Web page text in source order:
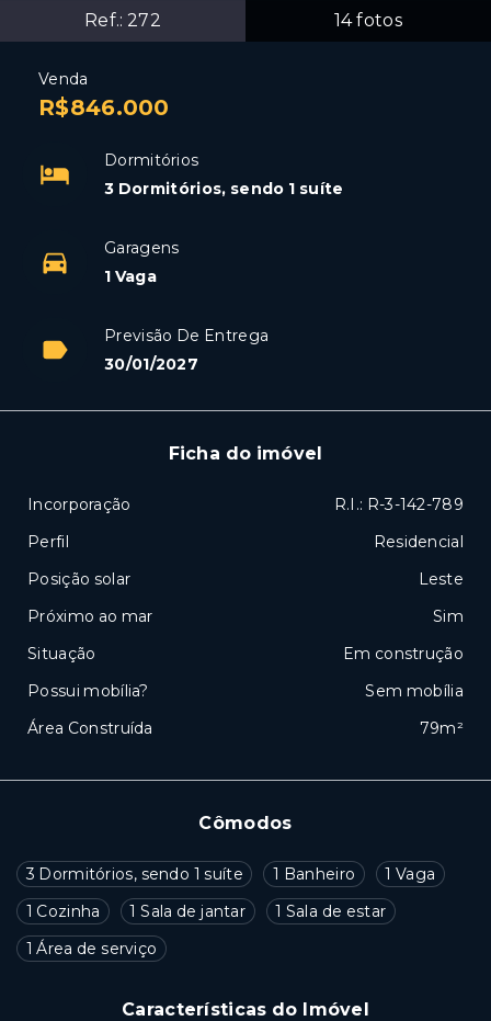
Ref.: 272 14fotos
Venda
R$846.000
Dormitórios
3 Dormitórios, sendo 1 suíte
Garagens
1 Vaga
Previsão De Entrega
30/01/2027
Cômodos
3 Dormitórios, sendo 1 suíte 1 Banheiro
1 Vaga
1 Cozinha
1 Sala de jantar
1 Sala de estar
1 Área de serviço
Características do Imóvel
Ficha do imóvel
Incorporação
R.I.: R-3-142-789
Perfil
Residencial
Posição solar
Leste
Próximo ao mar
Sim
Situação
Em construção
Possui mobília?
Sem mobília
Área Construída
79m²